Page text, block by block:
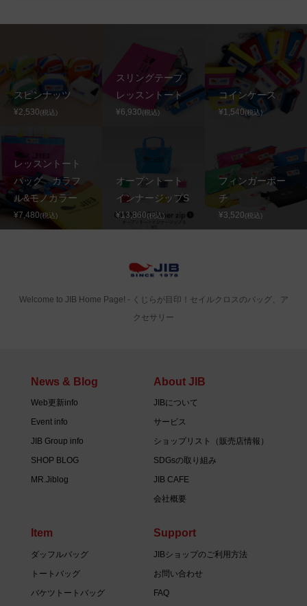
スピンナッツ
¥2,530(税込)
スリングテープ
レッスントート
¥6,930(税込)
コインケース
¥1,540(税込)
レッスントート
バッグ カラフ
ル&モノカラー
¥7,480(税込)
オープントート
インナージップS
¥13,860(税込)
フィンガーポー
チ
¥3,520(税込)
Welcome to JIB Home Page! ‐ くじらが目印！セイルクロスのバッグ、ア
クセサリー
News & Blog
Web更新info
Event info
JIB Group info
SHOP BLOG
MR.Jiblog
About JIB
JIBについて
サービス
ショップリスト（販売店情報）
SDGsの取り組み
JIB CAFE
会社概要
Item
ダッフルバッグ
トートバッグ
バケツトートバッグ
Support
JIBショップのご利用方法
お問い合わせ
FAQ